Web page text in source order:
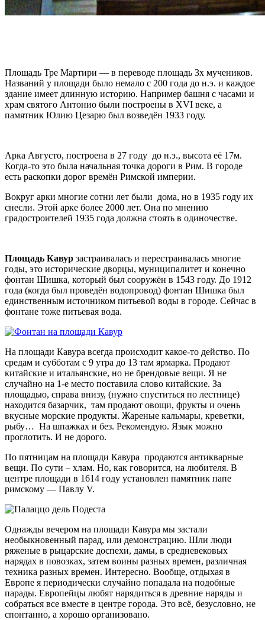
Площадь Тре Мартири — в переводе площадь 3х мучеников.
Названий у площади было немало с 200 года до н.э. и каждое
здание имеет длинную историю. Например башня с часами и
храм святого Антонио были построены в XVI веке, а
памятник Юлию Цезарю был возведён 1933 году.
Арка Августо, построена в 27 году до н.э., высота её 17м.
Когда-то это была начальная точка дороги в Рим. В городе
есть раскопки дорог времён Римской империи.
Вокруг арки многие сотни лет были дома, но в 1935 году их
снесли. Этой арке более 2000 лет. Она по мнению
градостроителей 1935 года должна стоять в одиночестве.
Площадь Кавур застраивалась и перестраивалась многие
годы, это исторические дворцы, муниципалитет и конечно
фонтан Шишка, который был сооружён в 1543 году. До 1912
года (когда был проведён водопровод) фонтан Шишка был
единственным источником питьевой воды в городе. Сейчас в
фонтане тоже питьевая вода.
На площади Кавура всегда происходит какое-то действо. По
средам и субботам с 9 утра до 13 там ярмарка. Продают
китайские и итальянские, но не брендовые вещи. Я не
случайно на 1-е место поставила слово китайские. За
площадью, справа внизу, (нужно спуститься по лестнице)
находится базарчик, там продают овощи, фрукты и очень
вкусные морские продукты. Жареные кальмары, креветки,
рыбу… На шпажках и без. Рекомендую. Язык можно
проглотить. И не дорого.
По пятницам на площади Кавура продаютcя антикварные
вещи. По сути – хлам. Но, как говорится, на любителя. В
центре площади в 1614 году установлен памятник папе
римскому — Павлу V.
Однажды вечером на площади Кавура мы застали
необыкновенный парад, или демонстрацию. Шли люди
ряженые в рыцарские доспехи, дамы, в средневековых
нарядах в повозках, затем воины разных времен, различная
техника разных времен. Интересно. Вообще, отдыхая в
Европе я периодически случайно попадала на подобные
парады. Европейцы любят нарядиться в древние наряды и
собраться все вместе в центре города. Это всё, безусловно, не
спонтанно, а хорошо организовано.